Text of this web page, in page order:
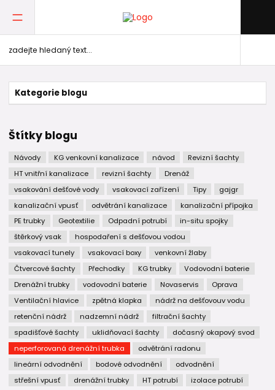
Kategorie blogu
Štítky blogu
Návody KG venkovní kanalizace návod
Revizní šachty
HT vnitřní kanalizace
revizní šachty
Drenáž
vsakování dešťové vody
vsakovací zařízení Tipy
gajgr
kanalizační vpusť
odvětrání kanalizace
kanalizační přípojka
PE trubky
Geotextilie Odpadní potrubí
in-situ spojky
štěrkový vsak
hospodaření s dešťovou vodou
vsakovací tunely
vsakovací boxy
venkovní žlaby
Čtvercové šachty
Přechodky KG trubky
Vodovodní baterie
Drenážní trubky
vodovodní baterie Novaservis
Oprava
Ventilační hlavice
zpětná klapka
nádrž na dešťovouv vodu
retenční nádrž
nadzemní nádrž
filtrační šachty
spadišťové šachty
uklidňovací šachty
dočasný okapový svod
neperforovaná drenážní trubka
odvětrání radonu
lineární odvodnění
bodové odvodnění
odvodnění
střešní vpusť
drenážní trubky HT potrubí izolace potrubí